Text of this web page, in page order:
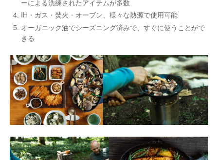
ーによる洗練されたアイテムが多数
IH・ガス・焚火・オーブン、様々な熱源で使用可能
オーガニック油でシーズニング済みで、すぐに使うことがで
きる